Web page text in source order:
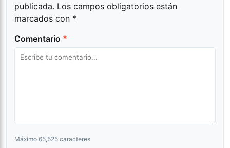
publicada. Los campos obligatorios están
marcados con *
Comentario *
Máximo 65,525 caracteres